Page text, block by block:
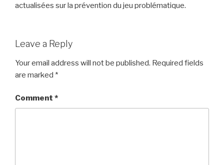
actualisées sur la prévention du jeu problématique.
Leave a Reply
Your email address will not be published. Required fields
are marked *
Comment *